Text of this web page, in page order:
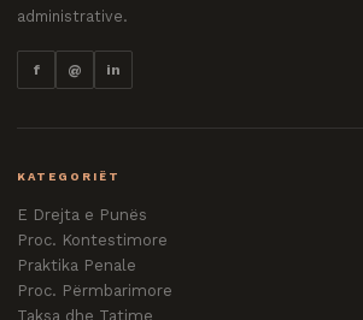
administrative.
f @ in
KATEGORIËT
E Drejta e Punës
Proc. Kontestimore
Praktika Penale
Proc. Përmbarimore
Taksa dhe Tatime